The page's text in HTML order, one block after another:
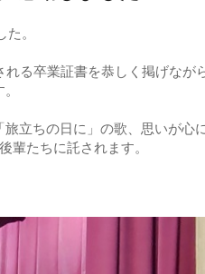
。
る卒業証書を恭しく掲げなが
立ちの日に」の歌、思いが心
たちに託されます。